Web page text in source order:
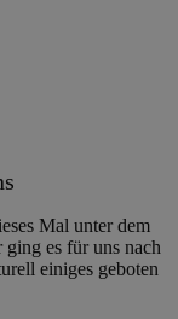
Mal unter dem
es für uns nach
einiges geboten